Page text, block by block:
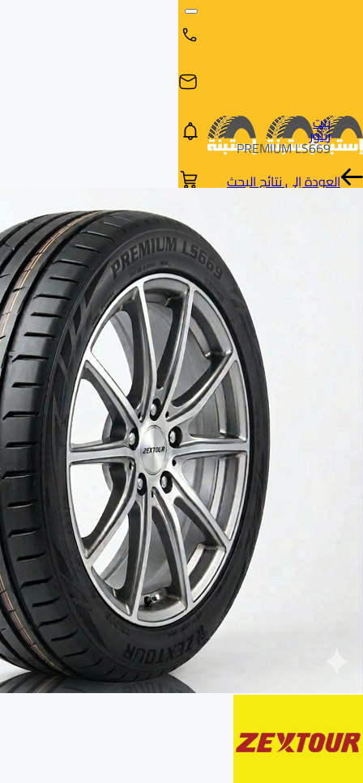
بالمقاس
البحث
حسب
العلامة
التجارية
بيت
زيتور
PREMIUM LS669
العودة إلى نتائج البحث